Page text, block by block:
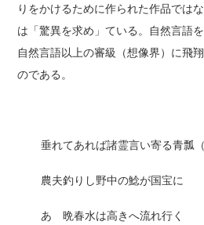
りをかけるために作られた作品では
は「驚異を求め」ている。自然言語
自然言語以上の審級（想像界）に飛
のである。
垂れてあれば諸霊言い寄る青瓢（
農夫釣りし野中の鯰が国宝に
あゝ晩春水は高きへ流れ行く